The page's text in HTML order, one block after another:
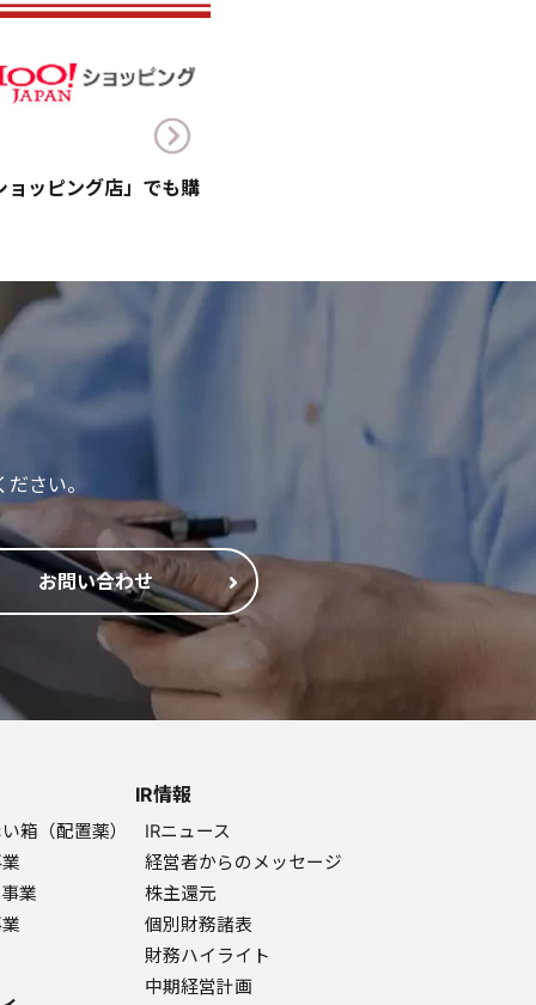
ッピング店」でも購
さい。
お問い合わせ
箱（配置薬）
業
IR情報
IRニュース
経営者からのメッセージ
株主還元
個別財務諸表
財務ハイライト
中期経営計画